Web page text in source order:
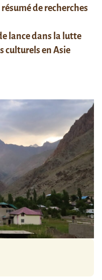
de recherches
lance dans la lutte
culturels en Asie